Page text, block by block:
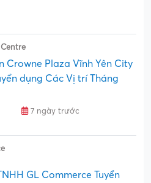
Crowne Plaza Vĩnh Yên City
dụng Các Vị trí Tháng
7 ngày trước
GL Commerce Tuyển